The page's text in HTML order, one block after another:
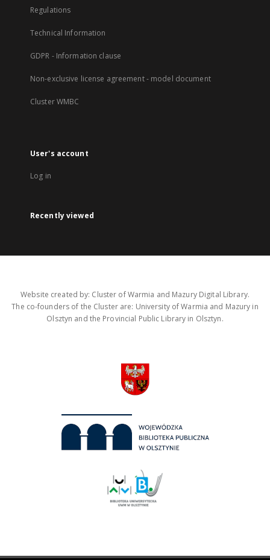
Regulations
Technical Information
GDPR - Information clause
Non-exclusive license agreement - model document
Cluster WMBC
User's account
Log in
Recently viewed
Website created by: Cluster of Warmia and Mazury Digital Library.
The co-founders of the Cluster are: University of Warmia and Mazury in
Olsztyn and the Provincial Public Library in Olsztyn.